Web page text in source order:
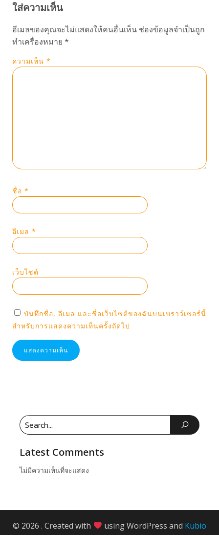
ใส่ความเห็น
อีเมลของคุณจะไม่แสดงให้คนอื่นเห็น ช่องข้อมูลจำเป็นถูก
ทำเครื่องหมาย *
ความเห็น *
ชื่อ *
อีเมล *
เว็บไซต์
บันทึกชื่อ, อีเมล และชื่อเว็บไซต์ของฉันบนเบราว์เซอร์นี้
สำหรับการแสดงความเห็นครั้งถัดไป
Latest Comments
ไม่มีความเห็นที่จะแสดง
© 2026 . Created with using WordPress and Kubio